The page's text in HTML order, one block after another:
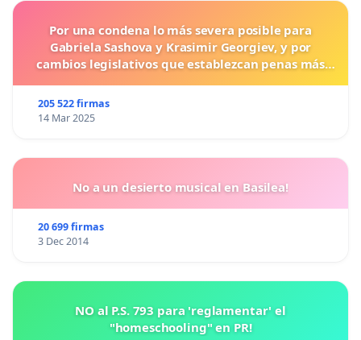
Por una condena lo más severa posible para
Gabriela Sashova y Krasimir Georgiev, y por
cambios legislativos que establezcan penas más
205 522 firmas
14 Mar 2025
No a un desierto musical en Basilea!
20 699 firmas
3 Dec 2014
NO al P.S. 793 para 'reglamentar' el
"homeschooling" en PR!